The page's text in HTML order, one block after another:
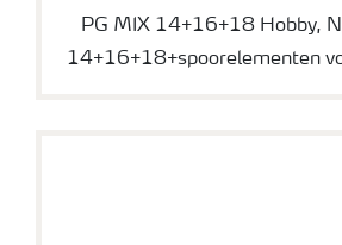
PG MIX 14+16+18 Hobby,
14+16+18+spoorelementen